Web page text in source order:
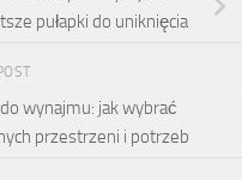
pułapki do uniknięcia
wynajmu: jak wybrać
przestrzeni i potrzeb